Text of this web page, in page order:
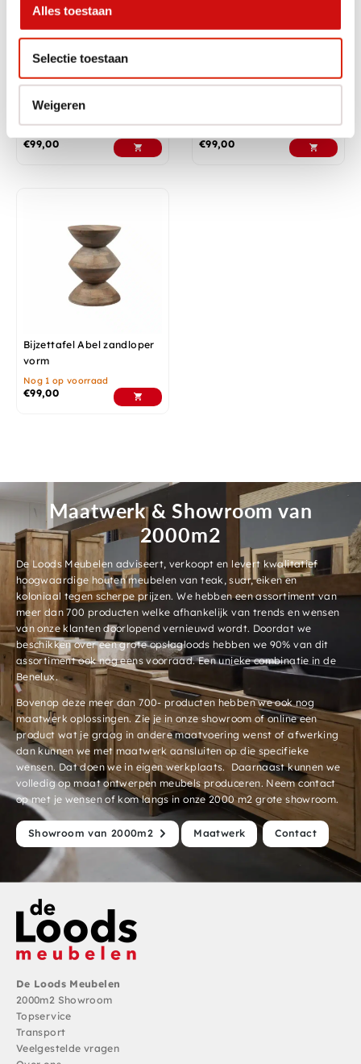
Alles toestaan
Selectie toestaan
Weigeren
vorm
€99,00 €99,00
Bijzettafel Abel zandloper
vorm
Nog 1 op voorraad
€99,00
Maatwerk & Showroom van
2000m2
De Loods Meubelen adviseert, verkoopt en levert kwalitatief
hoogwaardige houten meubelen van teak, suar, eiken en
koloniaal tegen scherpe prijzen. We hebben een assortiment van
meer dan 700 producten welke afhankelijk van trends en wensen
van onze klanten doorlopend vernieuwd wordt. Doordat we
beschikken over een grote opslagloods hebben we 90% van dit
assortiment ook nog eens voorraad. Een unieke combinatie in de
Benelux.
Bovenop deze meer dan 700- producten hebben we ook nog
maatwerk oplossingen. Zie je in onze showroom of online een
product wat je graag in andere maatvoering wenst of afwerking
dan kunnen we met maatwerk aansluiten op die specifieke
wensen. Dat doen we in eigen werkplaats. Daarnaast kunnen we
volledig op maat ontwerpen meubels produceren. Neem contact
op met je wensen of kom langs in onze 2000 m2 grote showroom.
Showroom van 2000m2 Maatwerk Contact
De Loods Meubelen
2000m2 Showroom
Topservice
Transport
Veelgestelde vragen